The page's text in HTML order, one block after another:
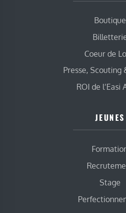
Boutique
Coeur de
Presse, Scouting
ROI de l’Easi
JEUNES
Stage